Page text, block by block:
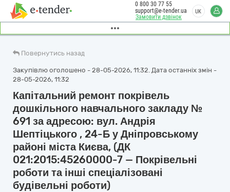
Замовити дзвінок
0 800 30 77 55
support@e-tender.ua
UK
Повернутись назад
Закупівлю оголошено - 28-05-2026, 11:32. Дата останніх змін -
28-05-2026, 11:32
Капітальний ремонт покрівель
дошкільного навчального закладу №
691 за адресою: вул. Андрія
Шептіцького , 24-Б у Дніпровському
районі міста Києва, (ДК
021:2015:45260000-7 — Покрівельні
роботи та інші спеціалізовані
будівельні роботи)